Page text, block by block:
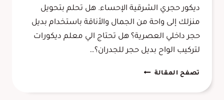
ديكور حجري الشرقية الإحساء. هل تحلم بتحويل
منزلك إلى واحة من الجمال والأناقة باستخدام بديل
حجر داخلي العصرية؟ هل تحتاج الي معلم ديكورات
لتركيب الواح بديل حجر للجدران؟…
تصفح المقالةبديل
داخلي